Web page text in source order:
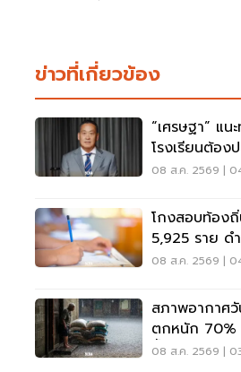
ข่าวที่เกี่ยวข้อง
“เศรษฐา” แ
โรงเรียนต้อ
ต้องรับฟัง
08 ส.ค. 2569 |
โกงสอบท้อง
5,925 ราย ด
ปปง.ไล่เส้นกา
08 ส.ค. 2569 |
สภาพอากาศ
ตกหนัก 70%
น้ำท่วมฉับพลัน
08 ส.ค. 2569 |